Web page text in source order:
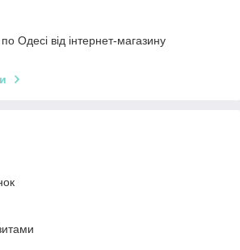
Одесі від інтернет-магазину